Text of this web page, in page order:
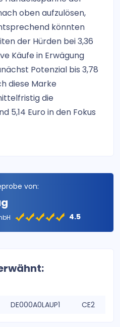
oben aufzulösen,
könnten
der Hürden bei 3,36
Käufe in Erwägung
Potenzial bis 3,78
diese Marke
die
5,14 Euro in den Fokus
von:
4.5
DE000A0LAUP1 CE2